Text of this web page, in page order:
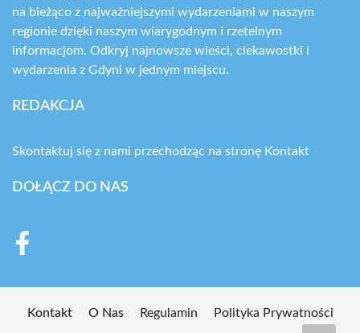
na bieżąco z najważniejszymi wydarzeniami w naszym
regionie dzięki naszym wiarygodnym i rzetelnym
informacjom. Odkryj najnowsze wieści, ciekawostki i
wydarzenia z Gdyni w jednym miejscu.
REDAKCJA
Skontaktuj się z nami przechodząc na stronę Kontakt
DOŁĄCZ DO NAS
Kontakt O Nas Regulamin Polityka Prywatności